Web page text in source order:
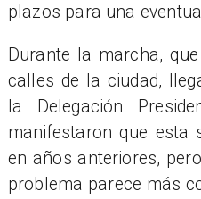
plazos para una
Durante la marcha,
calles de la ciudad,
la Delegación
manifestaron que esta
en años anteriores,
problema parece más